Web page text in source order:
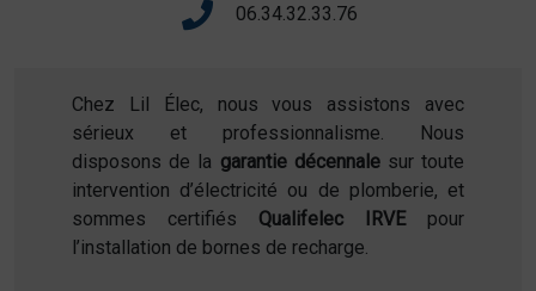
06.34.32.33.76
Chez Lil Élec, nous vous assistons avec
sérieux et professionnalisme. Nous
disposons de la garantie décennalesur toute
intervention d’électricité ou de plomberie, et
sommes certifiés Qualifelec IRVEpour
l’installation de bornes de recharge.